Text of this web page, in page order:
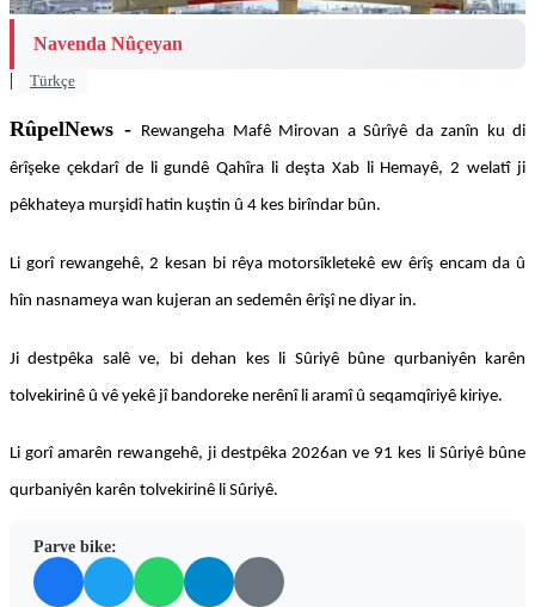
Navenda Nûçeyan
|
Türkçe
RûpelNews - Rewangeha Mafê Mirovan a Sûrîyê da zanîn ku di
êrîşeke çekdarî de li gundê Qahîra li deşta Xab li Hemayê, 2 welatî ji
pêkhateya murşidî hatin kuştin û 4 kes birîndar bûn.
Li gorî rewangehê, 2 kesan bi rêya motorsîkletekê ew êrîş encam da û
hîn nasnameya wan kujeran an sedemên êrîşî ne diyar in.
Ji destpêka salê ve, bi dehan kes li Sûriyê bûne qurbaniyên karên
tolvekirinê û vê yekê jî bandoreke nerênî li aramî û seqamqîriyê kiriye.
Li gorî amarên rewangehê, ji destpêka 2026an ve 91 kes li Sûriyê bûne
qurbaniyên karên tolvekirinê li Sûriyê.
Parve bike: